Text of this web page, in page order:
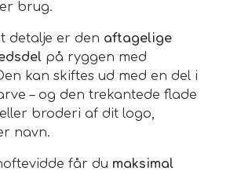
brug.
detalje er den aftagelige
på ryggen med
kan skiftes ud med en del i
– og den trekantede flade
broderi af dit logo,
navn.
får du maksimal